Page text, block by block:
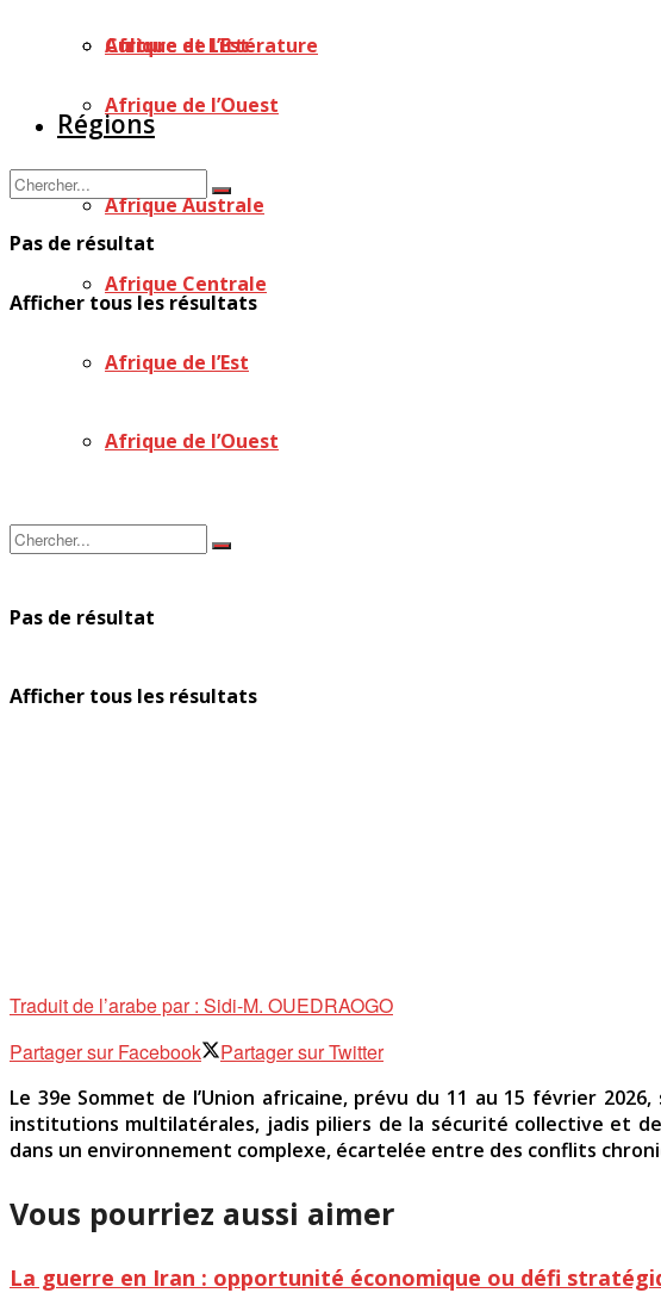
Afrique de l’Est
Afrique de l’Ouest
Pas de résultat
Afficher tous les résultats
Culture et Littérature
Régions
Afrique Australe
Afrique Centrale
Afrique de l’Est
Afrique de l’Ouest
Pas de résultat
Afficher tous les résultats
Traduit de l’arabe par : Sidi-M. OUEDRAOGO
Partager sur Facebook
Partager sur Twitter
Le 39e Sommet de l’Union africaine, prévu du 11 au 15 février
institutions multilatérales, jadis piliers de la sécurité collective et
dans un environnement complexe, écartelée entre des conflits
Vous pourriez aussi aimer
La guerre en Iran : opportunité économique ou défi